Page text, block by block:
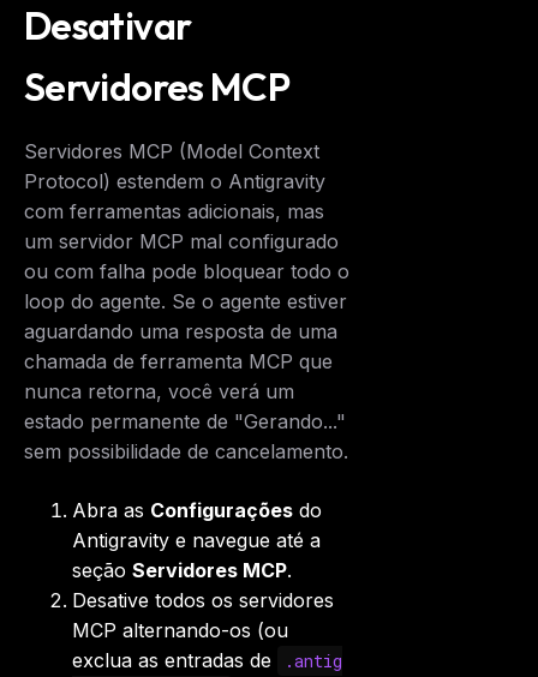
Desativar
Servidores MCP
Servidores MCP (Model Context
Protocol) estendem o Antigravity
com ferramentas adicionais, mas
um servidor MCP mal configurado
ou com falha pode bloquear todo o
loop do agente. Se o agente estiver
aguardando uma resposta de uma
chamada de ferramenta MCP que
nunca retorna, você verá um
estado permanente de "Gerando..."
sem possibilidade de cancelamento.
Abra as Configurações do
Antigravity e navegue até a
seção Servidores MCP.
Desative todos os servidores
MCP alternando-os (ou
exclua as entradas de
.antig